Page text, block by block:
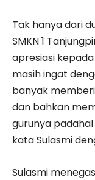
Tak hanya dari
SMKN 1
apresiasi
masih ingat
banyak
dan bahkan
gurunya
kata Sulasmi
Sulasmi